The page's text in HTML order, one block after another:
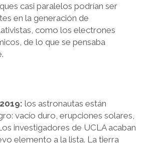
casi paralelos podrían ser
en la generación de
como los electrones
de lo que se pensaba
los astronautas están
vacío duro, erupciones solares,
investigadores de UCLA acaban
elemento a la lista. La tierra